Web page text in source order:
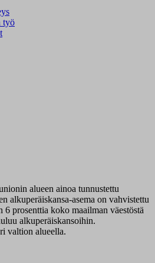
työ
alueen ainoa tunnustettu
alkuperäiskansa-asema on vahvistettu
6 prosenttia koko maailman väestöstä
alkuperäiskansoihin.
valtion alueella.